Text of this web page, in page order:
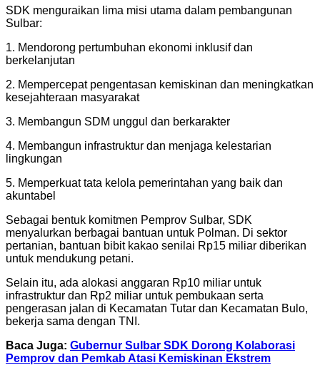
SDK menguraikan lima misi utama dalam pembangunan
Sulbar:
1. Mendorong pertumbuhan ekonomi inklusif dan
berkelanjutan
2. Mempercepat pengentasan kemiskinan dan meningkatkan
kesejahteraan masyarakat
3. Membangun SDM unggul dan berkarakter
4. Membangun infrastruktur dan menjaga kelestarian
lingkungan
5. Memperkuat tata kelola pemerintahan yang baik dan
akuntabel
Sebagai bentuk komitmen Pemprov Sulbar, SDK
menyalurkan berbagai bantuan untuk Polman. Di sektor
pertanian, bantuan bibit kakao senilai Rp15 miliar diberikan
untuk mendukung petani.
Selain itu, ada alokasi anggaran Rp10 miliar untuk
infrastruktur dan Rp2 miliar untuk pembukaan serta
pengerasan jalan di Kecamatan Tutar dan Kecamatan Bulo,
bekerja sama dengan TNI.
Baca Juga: Gubernur Sulbar SDK Dorong Kolaborasi
Pemprov dan Pemkab Atasi Kemiskinan Ekstrem